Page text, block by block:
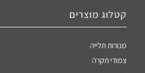
קטלוג מוצרים
מנורות תלייה
צמודי תקרה